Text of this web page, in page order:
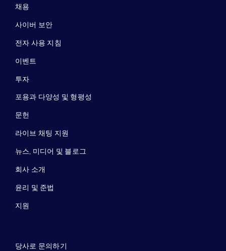
채용
사이버 보안
전자 사용 지침
이벤트
투자
포용과 다양성 및 형평성
문헌
라이브 채팅 지원
뉴스, 미디어 및 블로그
회사 소개
윤리 및 준법
지원
당사로 문의하기